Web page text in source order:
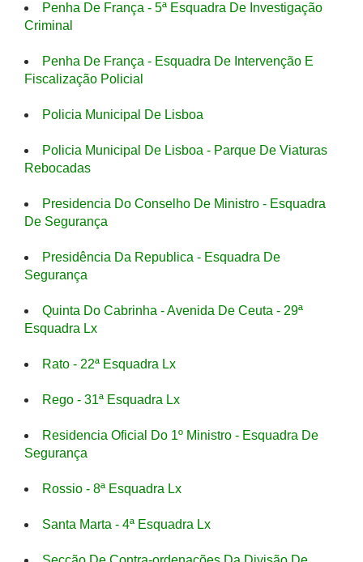
Penha De França - 5ª Esquadra De Investigação
Criminal
Penha De França - Esquadra De Intervenção E
Fiscalização Policial
Policia Municipal De Lisboa
Policia Municipal De Lisboa - Parque De Viaturas
Rebocadas
Presidencia Do Conselho De Ministro - Esquadra
De Segurança
Presidência Da Republica - Esquadra De
Segurança
Quinta Do Cabrinha - Avenida De Ceuta - 29ª
Esquadra Lx
Rato - 22ª Esquadra Lx
Rego - 31ª Esquadra Lx
Residencia Oficial Do 1º Ministro - Esquadra De
Segurança
Rossio - 8ª Esquadra Lx
Santa Marta - 4ª Esquadra Lx